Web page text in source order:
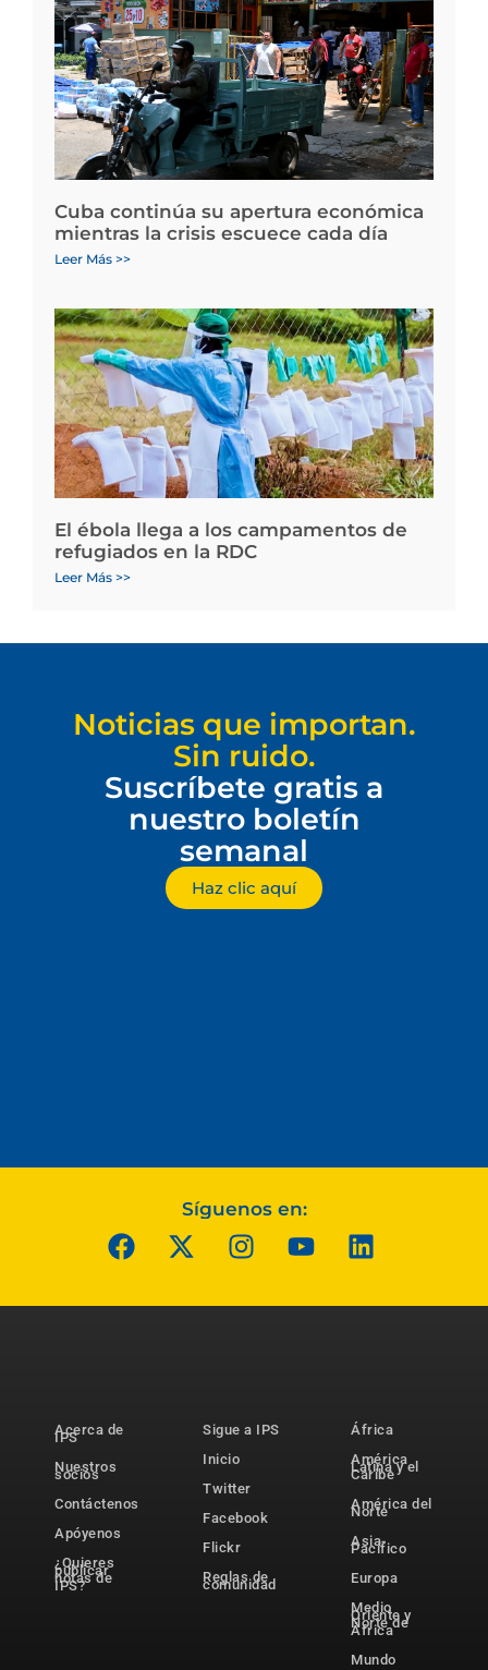
Cuba continúa su apertura económica
mientras la crisis escuece cada día
Leer Más >>
El ébola llega a los campamentos de
refugiados en la RDC
Leer Más >>
Noticias que importan.
Sin ruido.
Suscríbete gratis a
nuestro boletín
semanal
Haz clic aquí
Síguenos en:
Acerca de
IPS
Nuestros
socios
Contáctenos
Apóyenos
¿Quieres
publicar
notas de
IPS?
Sigue a IPS
Inicio
Twitter
Facebook
Flickr
Reglas de
comunidad
África
América
Latina y el
Caribe
América del
Norte
Asia-
Pacífico
Europa
Medio
Oriente y
Norte de
África
Mundo